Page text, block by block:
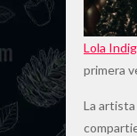
Lola
primera
La